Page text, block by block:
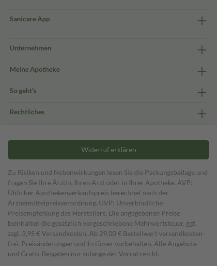
Sanicare App
Unternehmen
Meine Apotheke
So geht's
Rechtliches
Widerruf erklären
Zu Risiken und Nebenwirkungen lesen Sie die Packungsbeilage und
fragen Sie Ihre Ärztin, Ihren Arzt oder in Ihrer Apotheke. AVP:
Üblicher Apothekenverkaufspreis berechnet nach der
Arzneimittelpreisverordnung. UVP: Unverbindliche
Preisempfehlung des Herstellers. Die angegebenen Preise
beinhalten die gesetzlich vorgeschriebene Mehrwertsteuer, ggf.
zzgl. 3,95 € Versandkosten. Ab 29,00 € Bestell­wert versand­kosten­
frei. Preisänderungen und Irrtümer vorbehalten. Alle Angebote
und Gratis-Beigaben nur solange der Vorrat reicht.